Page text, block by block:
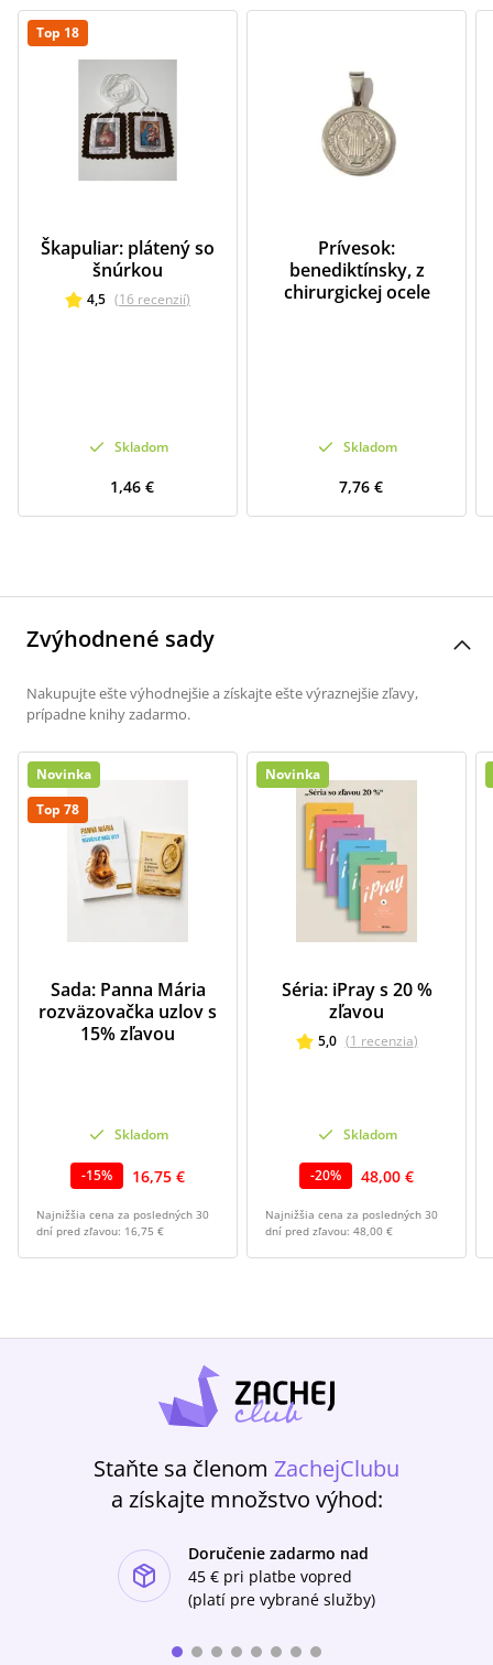
Top 18
Škapuliar: plátený so
šnúrkou
4,5 (16 recenzií)
Skladom
1,46 €
Prívesok:
benediktínsky, z
chirurgickej ocele
Skladom
7,76 €
Zvýhodnené sady
Nakupujte ešte výhodnejšie a získajte ešte výraznejšie zľavy,
prípadne knihy zadarmo.
Novinka
Top 78
Sada: Panna Mária
rozväzovačka uzlov s
15% zľavou
Skladom
-15% 16,75 €
Najnižšia cena za posledných 30
dní pred zľavou: 16,75 €
Novinka
Séria: iPray s 20 %
zľavou
5,0 (1 recenzia)
Skladom
-20% 48,00 €
Najnižšia cena za posledných 30
dní pred zľavou: 48,00 €
Staňte sa členom ZachejClubu
a získajte množstvo výhod:
Doručenie zadarmo nad
45 € pri platbe vopred
(platí pre vybrané služby)